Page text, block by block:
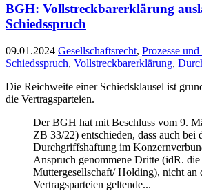
BGH: Vollstreckbarerklärung
Schiedsspruch
09.01.2024 Gesellschaftsrecht, Prozesse
Schiedsspruch, Vollstreckbarerklärung,
Die Reichweite einer Schiedsklausel ist
die Vertragsparteien.
Der BGH hat mit Beschluss vom 9.
ZB 33/22) entschieden, dass auch bei
Durchgriffshaftung im
Anspruch genommene Dritte (idR. die
Muttergesellschaft/ Holding), nicht an
Vertragsparteien geltende...